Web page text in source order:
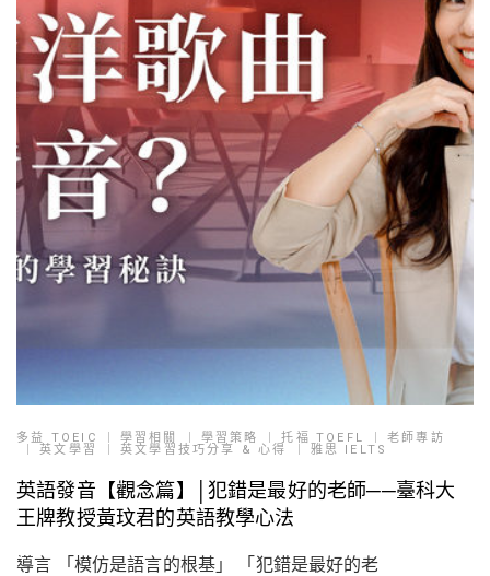
多益 TOEIC 學習相關 學習策略 托福 TOEFL
老師專訪
英文學習
英文學習技巧分享 & 心得 雅思 IELTS
英語發音【觀念篇】│犯錯是最好的老師──臺科大
王牌教授黃玟君的英語教學心法
導言 「模仿是語言的根基」 「犯錯是最好的老